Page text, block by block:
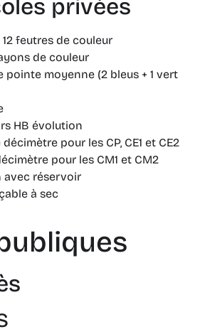
privées
feutres de couleur
de couleur
pointe moyenne (2 bleus + 1 vert
HB évolution
pour les CP, CE1 et CE2
pour les CM1 et CM2
avec réservoir
à sec